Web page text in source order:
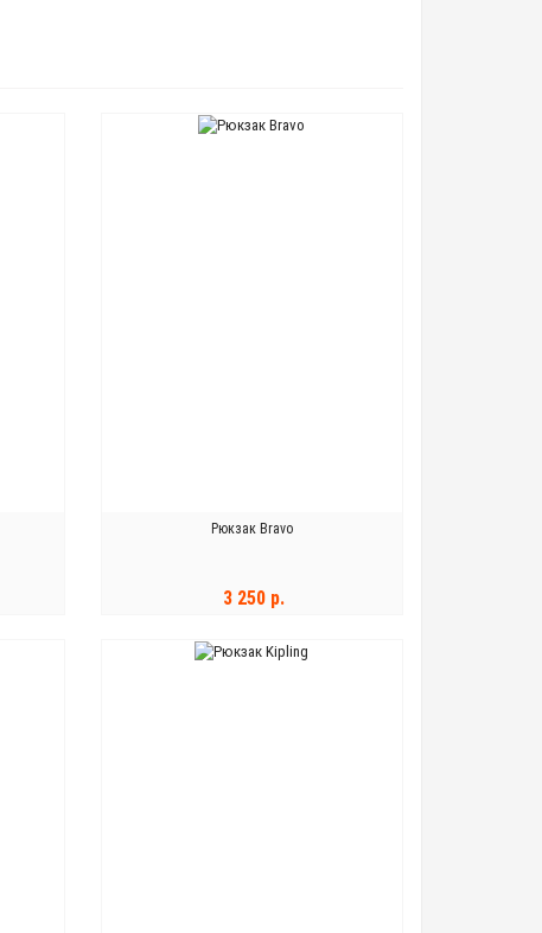
Рюкзак Bravo
3 250 р.
В КОРЗИНУ